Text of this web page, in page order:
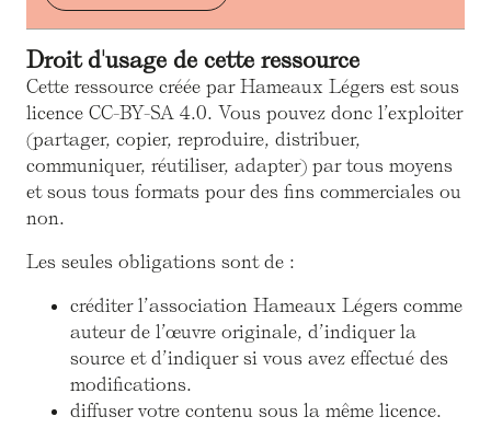
Droit d'usage de cette ressource
Cette ressource créée par Hameaux Légers est sous
licence CC-BY-SA 4.0. Vous pouvez donc l’exploiter
(partager, copier, reproduire, distribuer,
communiquer, réutiliser, adapter) par tous moyens
et sous tous formats pour des fins commerciales ou
non.
Les seules obligations sont de :
créditer l’association Hameaux Légers comme
auteur de l’œuvre originale, d’indiquer la
source et d’indiquer si vous avez effectué des
modifications.
diffuser votre contenu sous la même licence.